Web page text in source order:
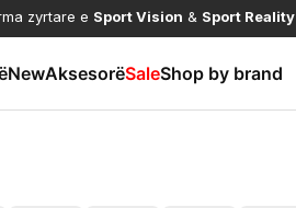
zyrtare e Sport Vision & Sport Reality
NewAksesorëSaleShop by brand